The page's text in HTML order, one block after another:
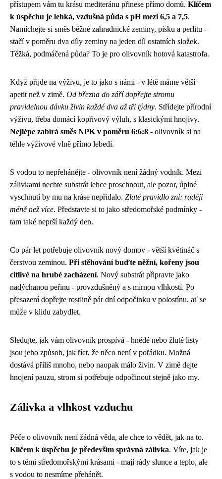
přístupem vám tu krásu mediteránu přinese přímo domů. Klíčem
k úspěchu je lehká, vzdušná půda s pH mezi 6,5 a 7,5.
Namíchejte si směs běžné zahradnické zeminy, písku a perlitu -
stačí v poměru dva díly zeminy na jeden díl ostatních složek.
Těžká, podmáčená půda? To je pro olivovník hotová katastrofa.
Když přijde na výživu, je to jako s námi - v létě máme větší
apetit než v zimě. Od března do září dopřejte stromu
pravidelnou dávku živin každé dva až tři týdny. Střídejte přírodní
výživu, třeba domácí kopřivový výluh, s klasickými hnojivy.
Nejlépe zabírá směs NPK v poměru 6:6:8 - olivovník si na
téhle výživové vlně přímo lebedí.
S vodou to nepřehánějte - olivovník není žádný vodník. Mezi
zálivkami nechte substrát lehce proschnout, ale pozor, úplné
vyschnutí by mu na kráse nepřidalo. Zlaté pravidlo zní: raději
méně než více. Představte si to jako středomořské podmínky -
tam také neprší každý den.
Co pár let potřebuje olivovník nový domov - větší květináč s
čerstvou zeminou. Při stěhování buďte něžní, kořeny jsou
citlivé na hrubé zacházení. Nový substrát připravte jako
nadýchanou peřinu - provzdušněný a s mírnou vlhkostí. Po
přesazení dopřejte rostlině pár dní odpočinku v polostínu, ať se
může v klidu zabydlet.
Sledujte, jak vám olivovník prospívá - hnědé nebo žluté listy
jsou jeho způsob, jak říct, že něco není v pořádku. Možná
dostává příliš mnoho, nebo naopak málo živin. V zimě dejte
hnojení pauzu, strom si potřebuje odpočinout stejně jako my.
Zálivka a vlhkost vzduchu
Péče o olivovník není žádná věda, ale chce to vědět, jak na to.
Klíčem k úspěchu je především správná zálivka. Víte, jak je
to s těmi středomořskými krásami - mají rády slunce a teplo, ale
s vodou to nesmíme přehánět.